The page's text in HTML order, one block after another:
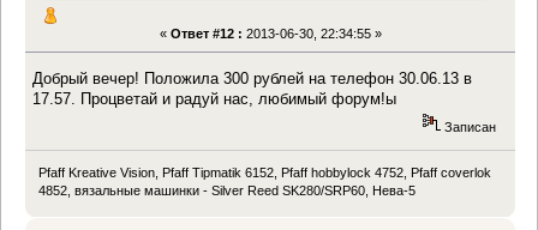
« Ответ #12 : 2013-06-30, 22:34:55 »
Добрый вечер! Положила 300 рублей на телефон 30.06.13 в
17.57. Процветай и радуй нас, любимый форум!ы
Записан
Pfaff Kreative Vision, Pfaff Tipmatik 6152, Pfaff hobbylock 4752, Pfaff coverlok
4852, вязальные машинки - Silver Reed SK280/SRP60, Нева-5